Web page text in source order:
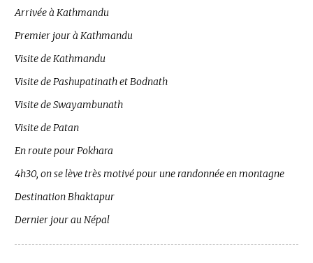
Arrivée à Kathmandu
Premier jour à Kathmandu
Visite de Kathmandu
Visite de Pashupatinath et Bodnath
Visite de Swayambunath
Visite de Patan
En route pour Pokhara
4h30, on se lève très motivé pour une randonnée en montagne
Destination Bhaktapur
Dernier jour au Népal